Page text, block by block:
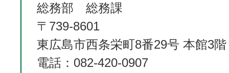
総務部 総務課
〒739-8601
東広島市西条栄町8番29号 本館3階
電話：082-420-0907